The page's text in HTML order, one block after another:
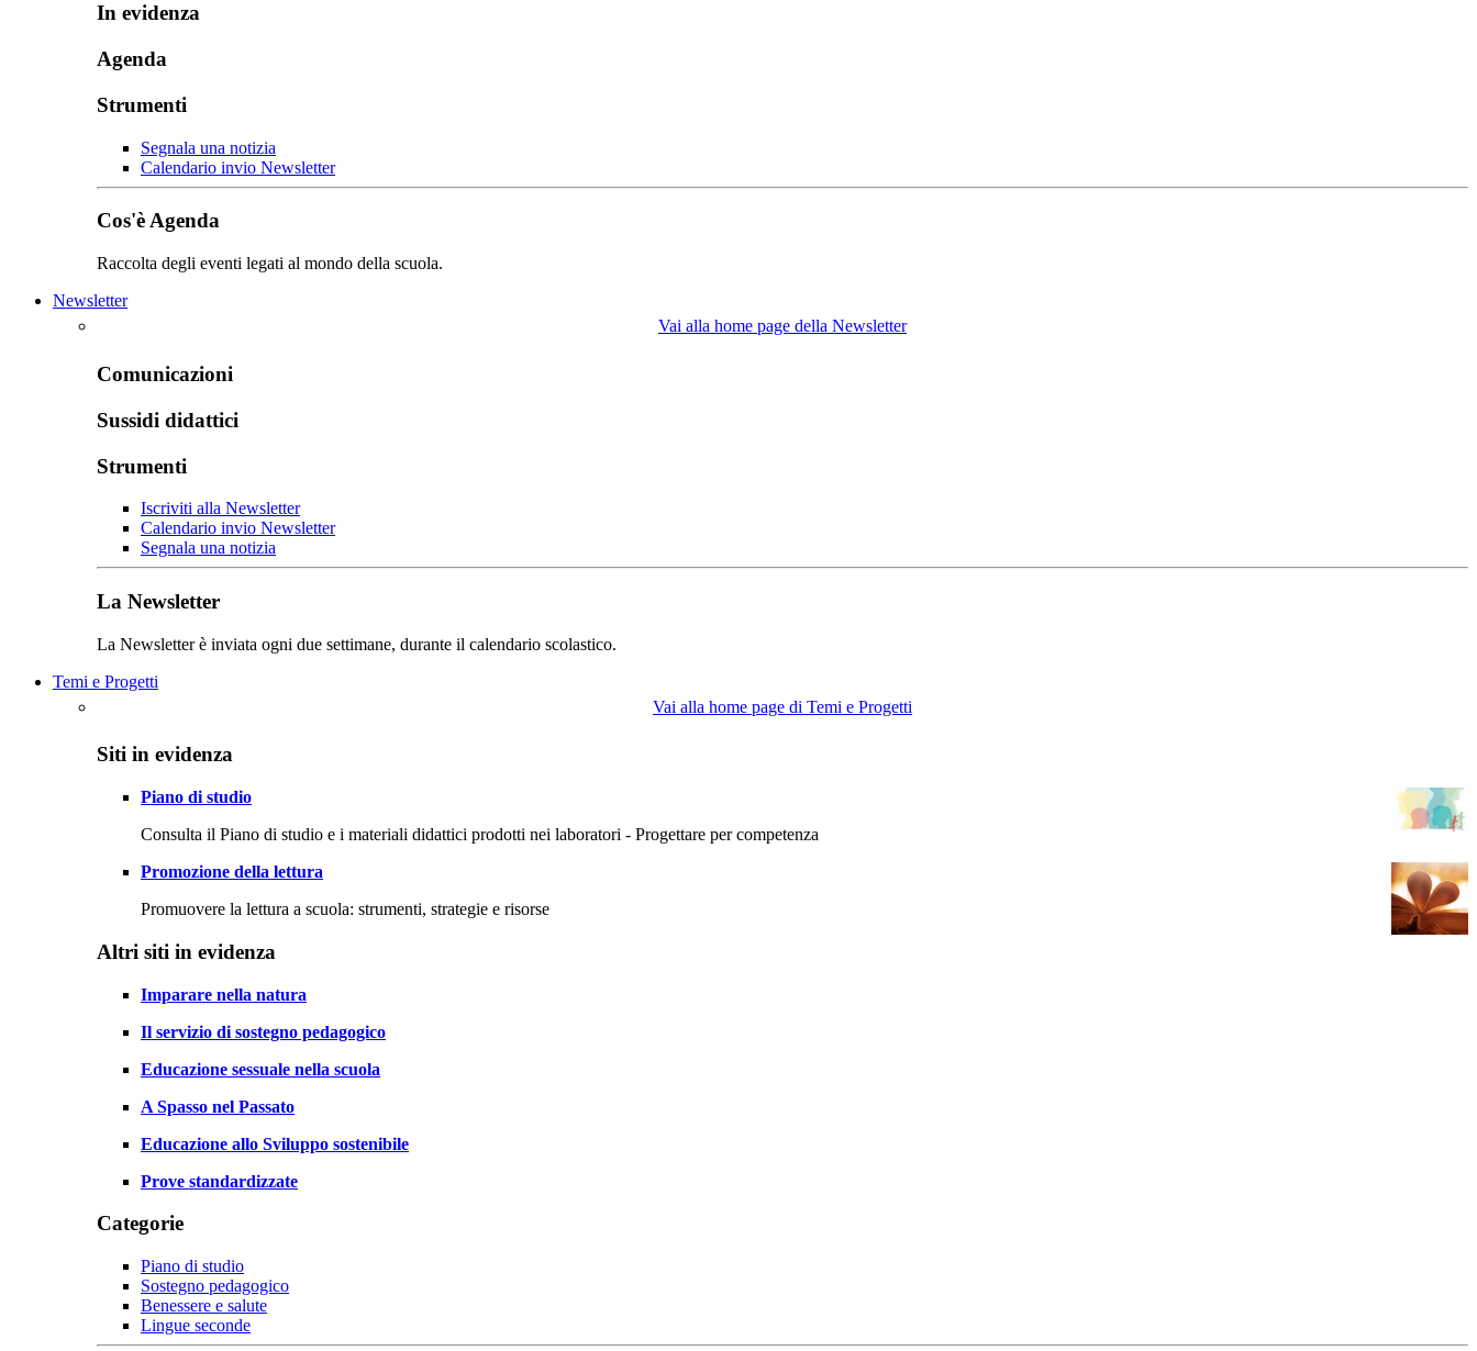
In evidenza
Agenda
Strumenti
Segnala una notizia
Calendario invio Newsletter
Cos'è Agenda
Raccolta degli eventi legati al mondo della scuola.
Newsletter
Vai alla home page della Newsletter
Comunicazioni
Sussidi didattici
Strumenti
Iscriviti alla Newsletter
Calendario invio Newsletter
Segnala una notizia
La Newsletter
La Newsletter è inviata ogni due settimane, durante il calendario scolastico.
Temi e Progetti
Vai alla home page di Temi e Progetti
Siti in evidenza
Piano di studio
Consulta il Piano di studio e i materiali didattici prodotti nei laboratori - Progettare per competenza
Promozione della lettura
Promuovere la lettura a scuola: strumenti, strategie e risorse
Altri siti in evidenza
Imparare nella natura
Il servizio di sostegno pedagogico
Educazione sessuale nella scuola
A Spasso nel Passato
Educazione allo Sviluppo sostenibile
Prove standardizzate
Categorie
Piano di studio
Sostegno pedagogico
Benessere e salute
Lingue seconde